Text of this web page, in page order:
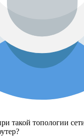
такой топологии